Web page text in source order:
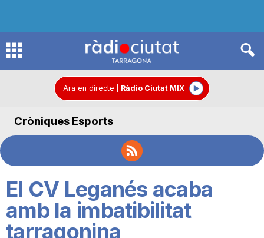
R
d
Ara en directe Ràdio Ciutat MIX
Cròniques Esports
El CV Leganés acaba
amb la imbatibilitat
tarragonina